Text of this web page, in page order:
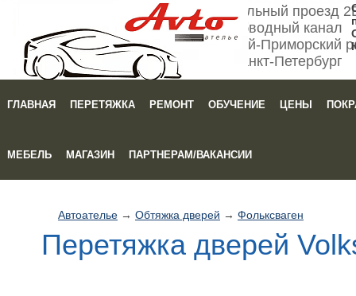
Мебельный проезд
Обводный канал
Кировский-Приморский
Санкт-Петербург
ГЛАВНАЯ ПЕРЕТЯЖКА РЕМОНТ ОБУЧЕНИЕ ЦЕНЫ
МЕБЕЛЬ МАГАЗИН ПАРТНЕРАМ/ВАКАНСИИ
Автоателье → Обтяжка дверей → Фольксваген
Перетяжка дверей